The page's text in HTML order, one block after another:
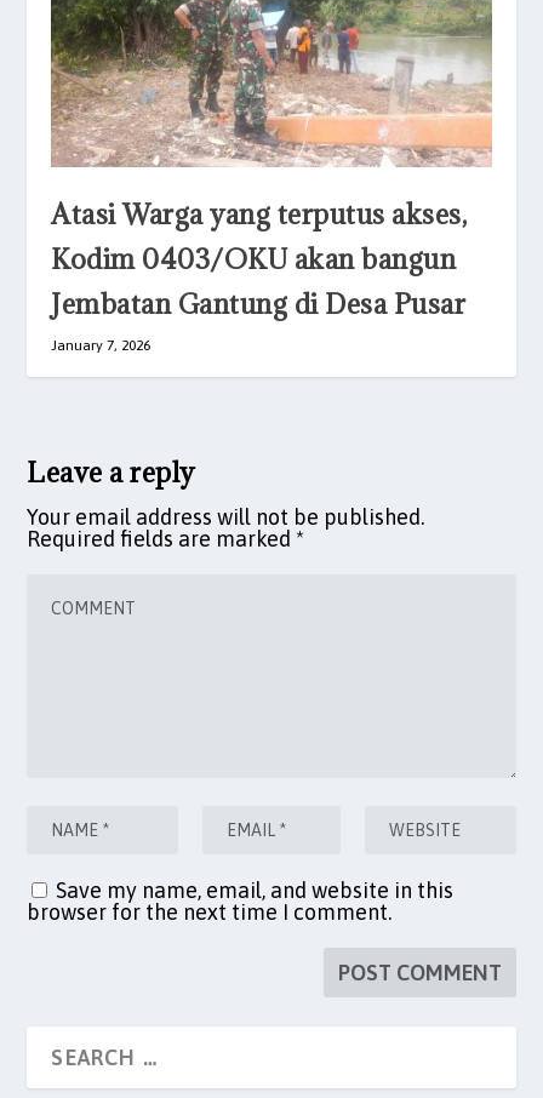
Atasi Warga yang terputus akses,
Kodim 0403/OKU akan bangun
Jembatan Gantung di Desa Pusar
January 7, 2026
Leave a reply
Your email address will not be published.
Required fields are marked *
Save my name, email, and website in this
browser for the next time I comment.